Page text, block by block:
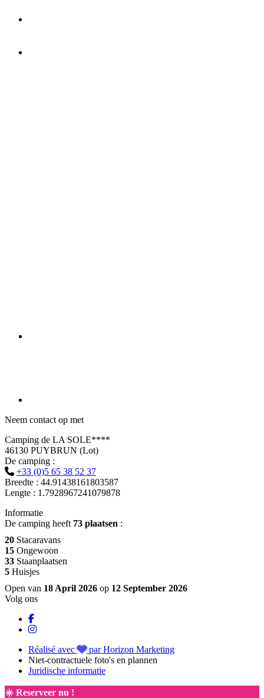
Neem contact op met
Camping de LA SOLE****
46130 PUYBRUN (Lot)
De camping :
+33 (0)5 65 38 52 37
Breedte : 44.91438161803587
Lengte : 1.7928967241079878
Informatie
De camping heeft 73 plaatsen :
20 Stacaravans
15 Ongewoon
33 Staanplaatsen
5 Huisjes
Open van 18 April 2026 op 12 September 2026
Volg ons
Réalisé avec
par Horizon Marketing
Niet-contractuele foto's en plannen
Juridische informatie
☀️ Reserveer nu !